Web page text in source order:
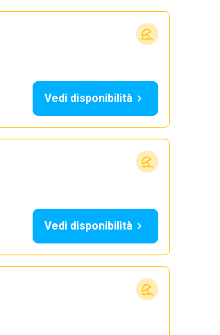
Vedi disponibilità
Vedi disponibilità